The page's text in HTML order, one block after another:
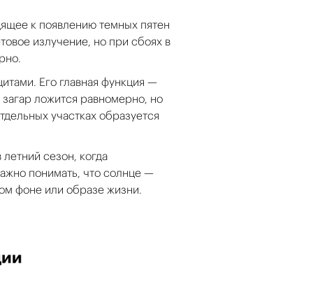
к появлению темных пятен
излучение, но при сбоях в
Его главная функция —
ложится равномерно, но
участках образуется
сезон, когда
понимать, что солнце —
фоне или образе жизни.